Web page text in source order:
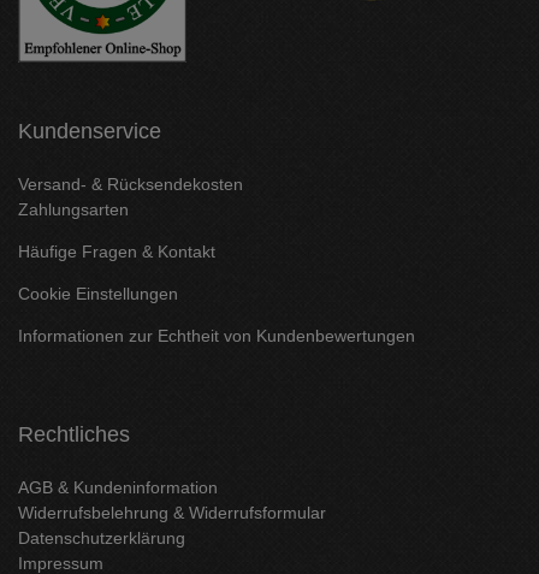
Kundenservice
Versand- & Rücksendekosten
Zahlungsarten
Häufige Fragen & Kontakt
Cookie Einstellungen
Informationen zur Echtheit von Kundenbewertungen
Rechtliches
AGB & Kundeninformation
Widerrufsbelehrung & Widerrufsformular
Datenschutzerklärung
Impressum